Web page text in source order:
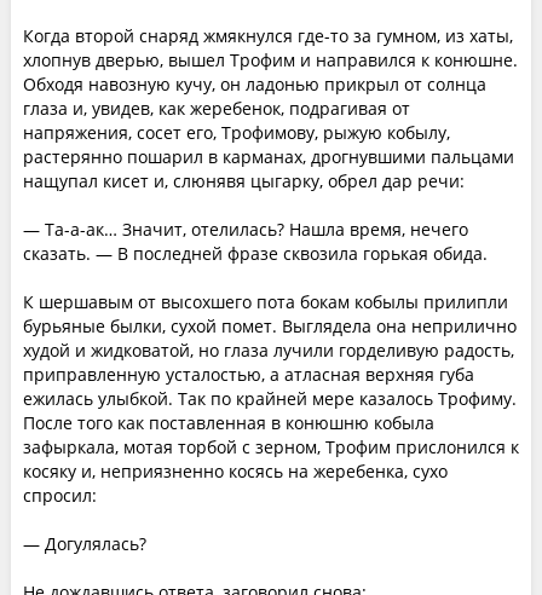
Когда второй снаряд жмякнулся где-то за гумном, из хаты,
хлопнув дверью, вышел Трофим и направился к конюшне.
Обходя навозную кучу, он ладонью прикрыл от солнца
глаза и, увидев, как жеребенок, подрагивая от
напряжения, сосет его, Трофимову, рыжую кобылу,
растерянно пошарил в карманах, дрогнувшими пальцами
нащупал кисет и, слюнявя цыгарку, обрел дар речи:
— Та-а-ак… Значит, отелилась? Нашла время, нечего
сказать. — В последней фразе сквозила горькая обида.
К шершавым от высохшего пота бокам кобылы прилипли
бурьяные былки, сухой помет. Выглядела она неприлично
худой и жидковатой, но глаза лучили горделивую радость,
приправленную усталостью, а атласная верхняя губа
ежилась улыбкой. Так по крайней мере казалось Трофиму.
После того как поставленная в конюшню кобыла
зафыркала, мотая торбой с зерном, Трофим прислонился к
косяку и, неприязненно косясь на жеребенка, сухо
спросил:
— Догулялась?